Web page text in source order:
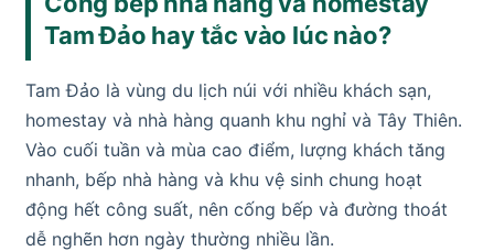
Tam Đảo hay tắc vào lúc nào?
Tam Đảo là vùng du lịch núi với nhiều khách sạn,
homestay và nhà hàng quanh khu nghỉ và Tây Thiên.
Vào cuối tuần và mùa cao điểm, lượng khách tăng
nhanh, bếp nhà hàng và khu vệ sinh chung hoạt
động hết công suất, nên cống bếp và đường thoát
dễ nghẽn hơn ngày thường nhiều lần.